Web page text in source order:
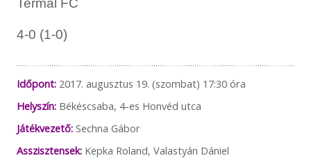
Termál FC
4-0 (1-0)
Időpont:2017. augusztus 19. (szombat) 17:30 óra
Helyszín: Békéscsaba, 4-es Honvéd utca
Játékvezető: Sechna Gábor
Asszisztensek: Kepka Roland, Valastyán Dániel